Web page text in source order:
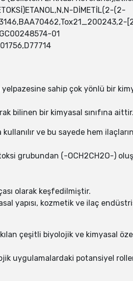
DİMETİL(2-(2-
01
sahip çok yönlü bir
bilinen bir kimyasal sınıfına aittir.
ve bu sayede hem
grubundan (-OCH2CH2O-)
olarak keşfedilmiştir.
yapısı, kozmetik ve ilaç
çeşitli biyolojik ve kimyasal
uygulamalardaki potansiyel